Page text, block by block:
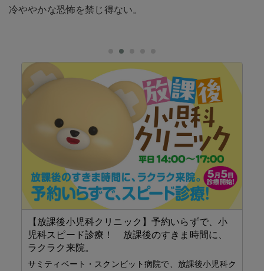
冷ややかな恐怖を禁じ得ない。
【放課後小児科クリニック】予約いらずで、小
児科スピード診療！ 放課後のすきま時間に、
ラクラク来院。
サミティベート・スクンビット病院で、放課後小児科ク